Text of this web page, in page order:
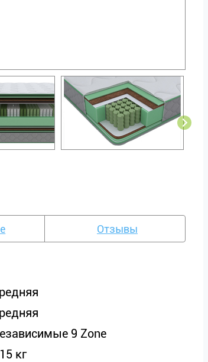
Отзывы
9 Zone
кг